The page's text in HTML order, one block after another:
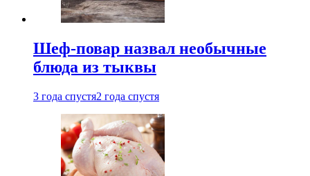
Шеф-повар назвал необычные
блюда из тыквы
3 года спустя2 года спустя